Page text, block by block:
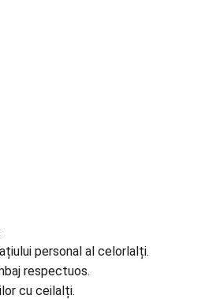
personal al celorlalți.
respectuos.
cu ceilalți.